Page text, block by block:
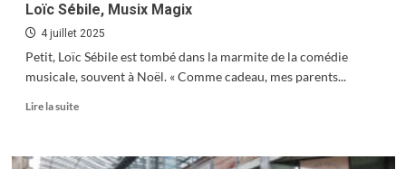
Loïc Sébile, Musix Magix
4 juillet 2025
Petit, Loïc Sébile est tombé dans la marmite de la comédie
musicale, souvent à Noël. « Comme cadeau, mes parents...
Lire la suiteEn
sur